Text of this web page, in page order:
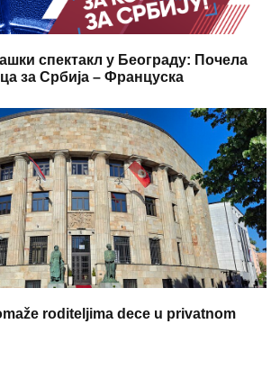
спектакл у Београду: Почела
за Србија – Француска
roditeljima dece u privatnom